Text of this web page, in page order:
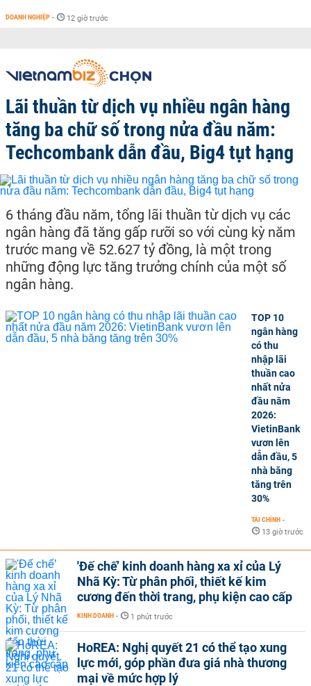
DOANH NGHIỆP - 12 giờ trước
Lãi thuần từ dịch vụ nhiều ngân hàng
tăng ba chữ số trong nửa đầu năm:
Techcombank dẫn đầu, Big4 tụt hạng
6 tháng đầu năm, tổng lãi thuần từ dịch vụ các
ngân hàng đã tăng gấp rưỡi so với cùng kỳ năm
trước mang về 52.627 tỷ đồng, là một trong
những động lực tăng trưởng chính của một số
ngân hàng.
TOP 10
ngân hàng
có thu
nhập lãi
thuần cao
nhất nửa
đầu năm
2026:
VietinBank
vươn lên
dẫn đầu, 5
nhà băng
tăng trên
30%
TÀI CHÍNH -
13 giờ trước
'Đế chế’ kinh doanh hàng xa xỉ của Lý
Nhã Kỳ: Từ phân phối, thiết kế kim
cương đến thời trang, phụ kiện cao cấp
KINH DOANH - 1 phút trước
HoREA: Nghị quyết 21 có thể tạo xung
lực mới, góp phần đưa giá nhà thương
mại về mức hợp lý